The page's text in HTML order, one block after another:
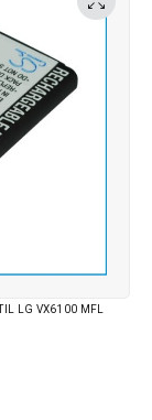
TIL LG VX6100 MFL